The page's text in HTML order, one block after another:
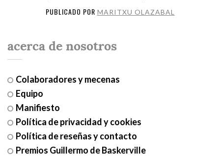
PUBLICADO POR MARITXU OLAZABAL
acerca de nosotros
Colaboradores y mecenas
Equipo
Manifiesto
Política de privacidad y cookies
Política de reseñas y contacto
Premios Guillermo de Baskerville